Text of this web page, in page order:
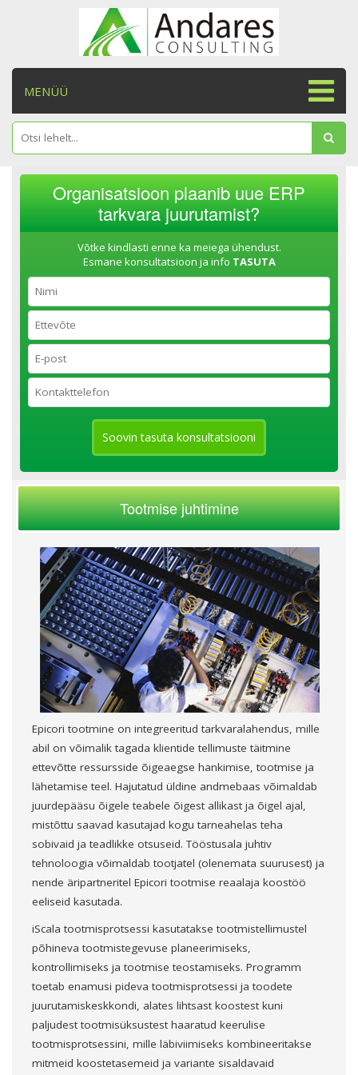
MENÜÜ
Organisatsioon plaanib uue ERP
tarkvara juurutamist?
Võtke kindlasti enne ka meiega ühendust.
Esmane konsultatsioon ja info TASUTA
Soovin tasuta konsultatsiooni
Tootmise juhtimine
Epicori tootmine on integreeritud tarkvaralahendus, mille
abil on võimalik tagada klientide tellimuste täitmine
ettevõtte ressursside õigeaegse hankimise, tootmise ja
lähetamise teel. Hajutatud üldine andmebaas võimaldab
juurdepääsu õigele teabele õigest allikast ja õigel ajal,
mistõttu saavad kasutajad kogu tarneahelas teha
sobivaid ja teadlikke otsuseid. Tööstusala juhtiv
tehnoloogia võimaldab tootjatel (olenemata suurusest) ja
nende äripartneritel Epicori tootmise reaalaja koostöö
eeliseid kasutada.
iScala tootmisprotsessi kasutatakse tootmistellimustel
põhineva tootmistegevuse planeerimiseks,
kontrollimiseks ja tootmise teostamiseks. Programm
toetab enamusi pideva tootmisprotsessi ja toodete
juurutamiskeskkondi, alates lihtsast koostest kuni
paljudest tootmisüksustest haaratud keerulise
tootmisprotsessini, mille läbiviimiseks kombineeritakse
mitmeid koostetasemeid ja variante sisaldavaid